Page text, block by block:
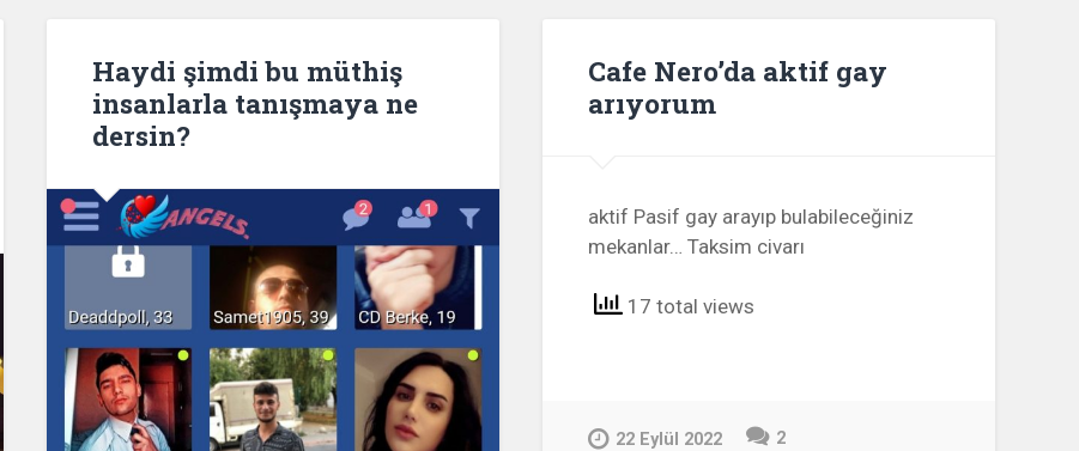
Haydi şimdi bu müthiş
insanlarla tanışmaya ne
dersin?
Cafe Nero’da aktif gay
arıyorum
aktif Pasif gay arayıp bulabileceğiniz
mekanlar… Taksim civarı
17 total views
22 Eylül 2022 2